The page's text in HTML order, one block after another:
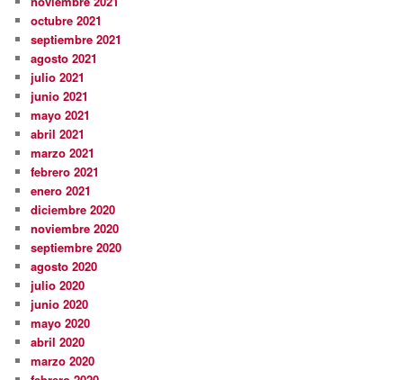
octubre 2021
septiembre 2021
agosto 2021
julio 2021
junio 2021
mayo 2021
abril 2021
marzo 2021
febrero 2021
enero 2021
diciembre 2020
noviembre 2020
septiembre 2020
agosto 2020
julio 2020
junio 2020
mayo 2020
abril 2020
marzo 2020